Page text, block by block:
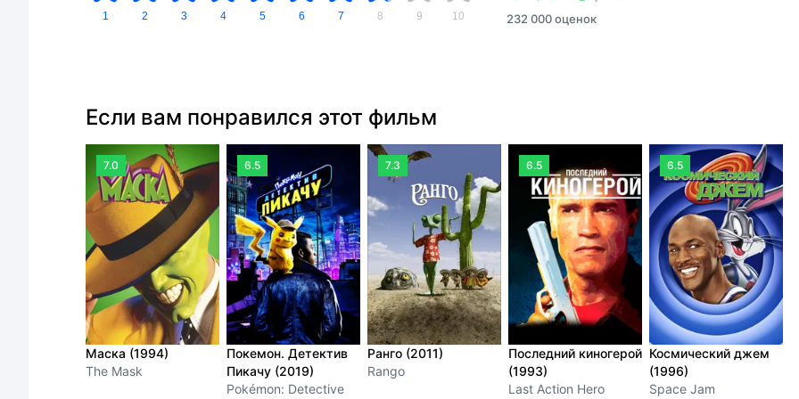
1 2 3 4 5 6 7 8 9 10 232 000 оценок
Если вам понравился этот фильм
7.0
Маска (1994)
The Mask
6.5
Покемон. Детектив
Пикачу (2019)
Pokémon: Detective
7.3
Ранго (2011)
Rango
6.5
Последний киногерой
(1993)
Last Action Hero
6.5
Космический джем
(1996)
Space Jam